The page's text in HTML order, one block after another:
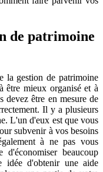
de patrimoine
la gestion de patrimoine
être mieux organisé et à
devez être en mesure de
Il y a plusieurs
L'un d'eux est que vous
subvenir à vos besoins
à ne pas vous
d'économiser beaucoup
idée d'obtenir une aide